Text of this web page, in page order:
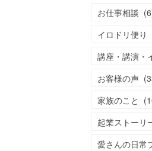
お仕事相談 (6
イロドリ便り
講座・講演・
お客様の声 (
家族のこと (
起業ストーリ
愛さんの日常